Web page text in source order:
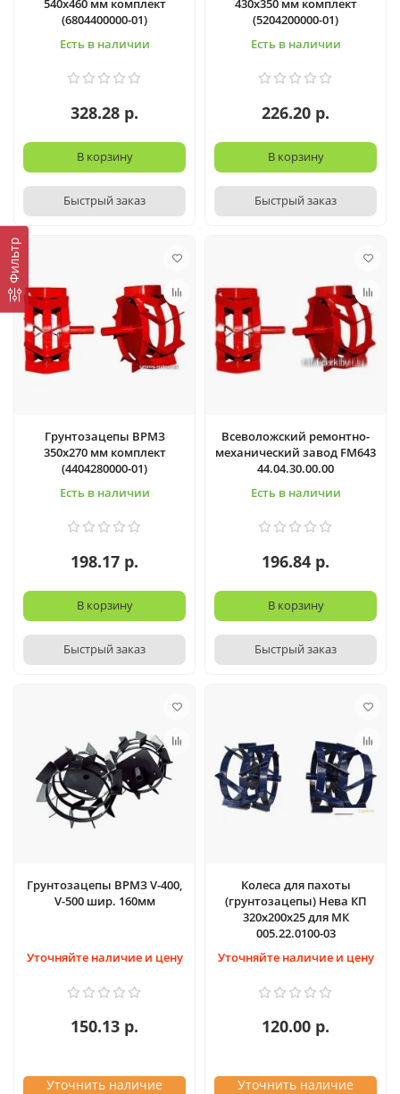
Фильтр
(6804400000-01)
Есть в наличии
328.28 р.
В корзину
Быстрый заказ
(5204200000-01)
Есть в наличии
226.20 р.
В корзину
Быстрый заказ
Грунтозацепы ВРМЗ
350х270 мм комплект
(4404280000-01)
Есть в наличии
198.17 р.
В корзину
Быстрый заказ
Всеволожский ремонтно-
механический завод FM643
44.04.30.00.00
Есть в наличии
196.84 р.
В корзину
Быстрый заказ
Грунтозацепы ВРМЗ V-400,
V-500 шир. 160мм
Уточняйте наличие и цену
150.13 р.
Уточнить наличие
Колеса для пахоты
(грунтозацепы) Нева КП
320х200х25 для МК
005.22.0100-03
Уточняйте наличие и цену
120.00 р.
Уточнить наличие